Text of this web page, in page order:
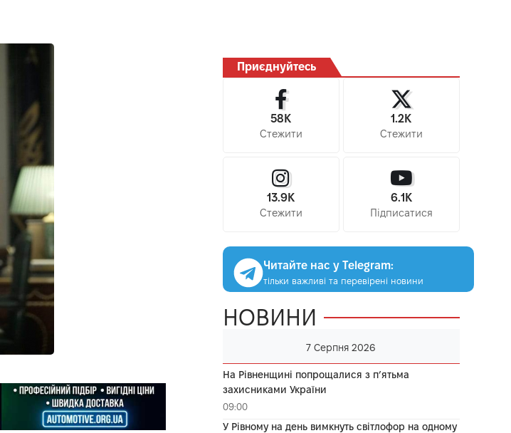
Приєднуйтесь
58K
Стежити
1.2K
Стежити
13.9K
Стежити
6.1K
Підписатися
Читайте нас у Telegram:
тільки важливі та перевірені новини
НОВИНИ
7 Серпня 2026
На Рівненщині попрощалися з п’ятьма
захисниками України
09:00
У Рівному на день вимкнуть світлофор на одному